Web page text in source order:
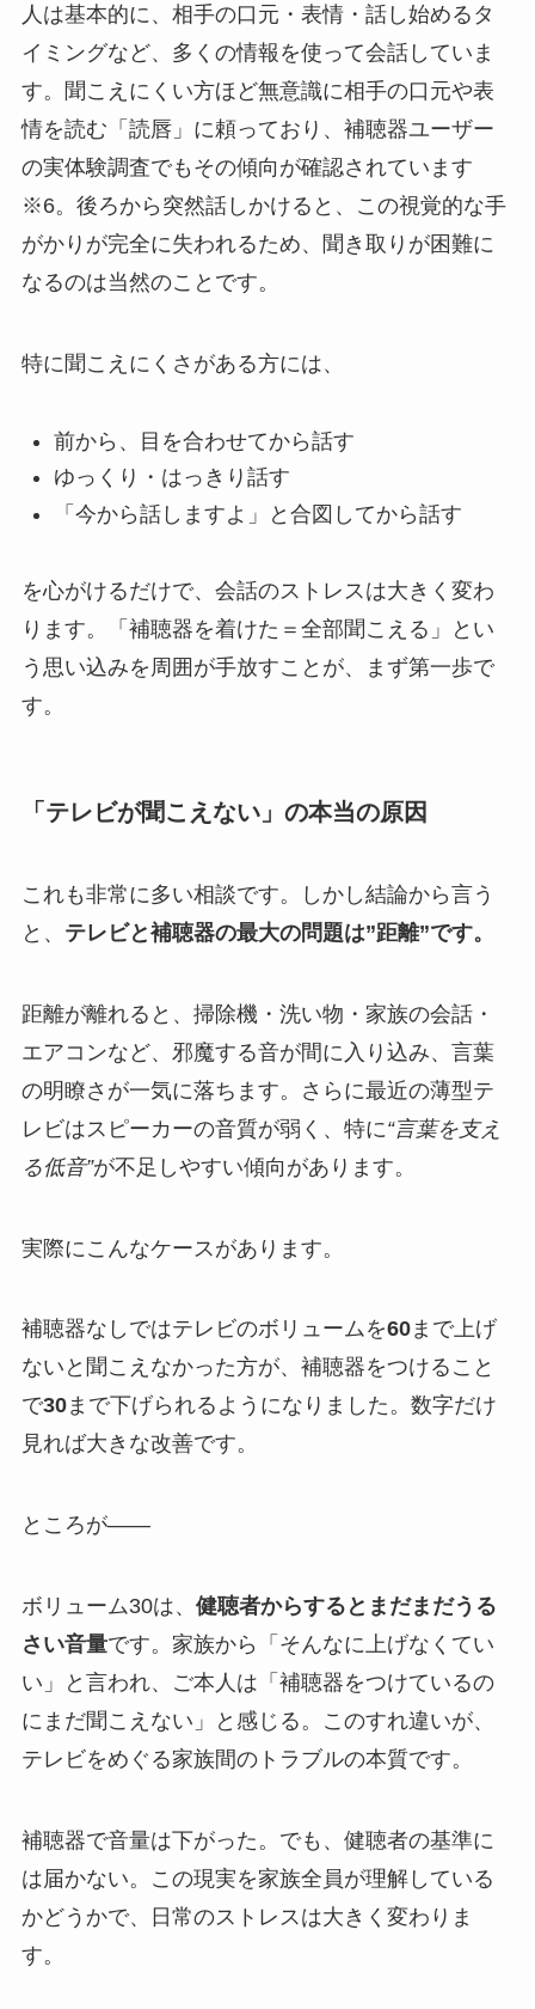
人は基本的に、相手の口元・表情・話し始めるタ
イミングなど、多くの情報を使って会話していま
す。聞こえにくい方ほど無意識に相手の口元や表
情を読む「読唇」に頼っており、補聴器ユーザー
の実体験調査でもその傾向が確認されています
※6。後ろから突然話しかけると、この視覚的な手
がかりが完全に失われるため、聞き取りが困難に
なるのは当然のことです。
特に聞こえにくさがある方には、
前から、目を合わせてから話す
ゆっくり・はっきり話す
「今から話しますよ」と合図してから話す
を心がけるだけで、会話のストレスは大きく変わ
ります。「補聴器を着けた＝全部聞こえる」とい
う思い込みを周囲が手放すことが、まず第一歩で
す。
「テレビが聞こえない」の本当の原因
これも非常に多い相談です。しかし結論から言う
と、 テレビと補聴器の最大の問題は”距離”です。
距離が離れると、掃除機・洗い物・家族の会話・
エアコンなど、邪魔する音が間に入り込み、言葉
の明瞭さが一気に落ちます。さらに最近の薄型テ
レビはスピーカーの音質が弱く、特に“言葉を支え
る低音”が不足しやすい傾向があります。
実際にこんなケースがあります。
補聴器なしではテレビのボリュームを60まで上げ
ないと聞こえなかった方が、補聴器をつけること
で30まで下げられるようになりました。数字だけ
見れば大きな改善です。
ところが——
ボリューム30は、 健聴者からするとまだまだうる
さい音量です。家族から「そんなに上げなくてい
い」と言われ、ご本人は「補聴器をつけているの
にまだ聞こえない」と感じる。このすれ違いが、
テレビをめぐる家族間のトラブルの本質です。
補聴器で音量は下がった。でも、健聴者の基準に
は届かない。この現実を家族全員が理解している
かどうかで、日常のストレスは大きく変わりま
す。